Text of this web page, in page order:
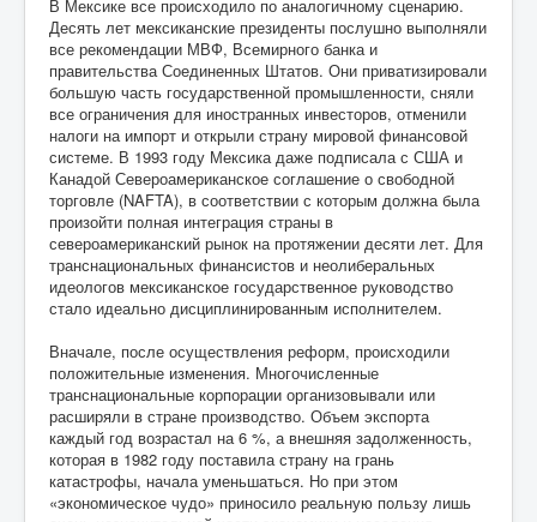
В Мексике все происходило по аналогичному сценарию.
Десять лет мексиканские президенты послушно выполняли
все рекомендации МВФ, Всемирного банка и
правительства Соединенных Штатов. Они приватизировали
большую часть государственной промышленности, сняли
все ограничения для иностранных инвесторов, отменили
налоги на импорт и открыли страну мировой финансовой
системе. В 1993 году Мексика даже подписала с США и
Канадой Североамериканское соглашение о свободной
торговле (NAFTA), в соответствии с которым должна была
произойти полная интеграция страны в
североамериканский рынок на протяжении десяти лет. Для
транснациональных финансистов и неолиберальных
идеологов мексиканское государственное руководство
стало идеально дисциплинированным исполнителем.
Вначале, после осуществления реформ, происходили
положительные изменения. Многочисленные
транснациональные корпорации организовывали или
расширяли в стране производство. Объем экспорта
каждый год возрастал на 6 %, а внешняя задолженность,
которая в 1982 году поставила страну на грань
катастрофы, начала уменьшаться. Но при этом
«экономическое чудо» приносило реальную пользу лишь